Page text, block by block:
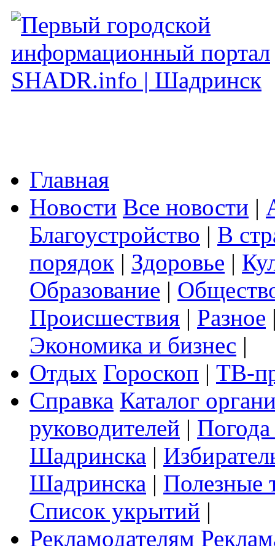
Главная
Новости Все новости |
Благоустройство | В
порядок | Здоровье |
Образование |
Происшествия | Разное
Экономика и бизнес |
Отдых Гороскоп | ТВ-
Справка Каталог
руководителей |
Шадринска |
Шадринска | Полезные
Список укрытий |
Рекламодателям